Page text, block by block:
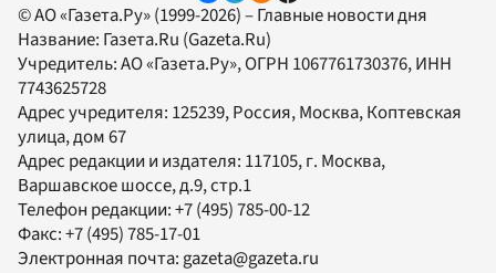
© АО «Газета.Ру» (1999-2026) – Главные новости дня
Название: Газета.Ru (Gazeta.Ru)
Учредитель:АО «Газета.Ру», ОГРН 1067761730376, ИНН
7743625728
Адрес учредителя: 125239, Россия, Москва, Коптевская
улица, дом 67
Адрес редакции и издателя: 117105, г. Москва,
Варшавское шоссе, д.9, стр.1
Телефон редакции:+7 (495) 785-00-12
Факс:+7 (495) 785-17-01
Электронная почта: gazeta@gazeta.ru